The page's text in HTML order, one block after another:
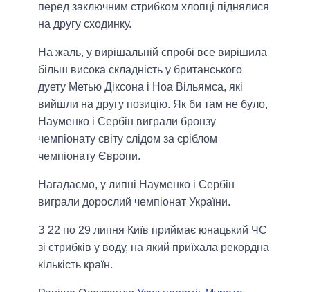
перед заключним стрибком хлопці піднялися
на другу сходинку.
На жаль, у вирішальній спробі все вирішила
більш висока складність у британського
дуету Метью Діксона і Ноа Вільямса, які
вийшли на другу позицію. Як би там не було,
Науменко і Сербін виграли бронзу
чемпіонату світу слідом за сріблом
чемпіонату Європи.
Нагадаємо, у липні Науменко і Сербін
виграли дорослий чемпіонат України.
З 22 по 29 липня Київ приймає юнацький ЧС
зі стрибків у воду, на який приїхала рекордна
кількість країн.